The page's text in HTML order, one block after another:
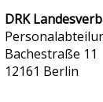
DRK
Bachestraße 11
12161 Berlin